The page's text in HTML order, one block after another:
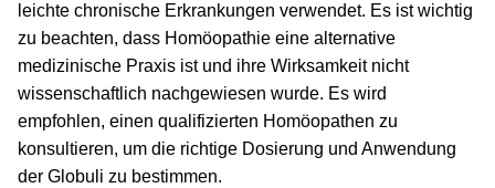
leichte chronische Erkrankungen verwendet. Es ist wichtig
zu beachten, dass Homöopathie eine alternative
medizinische Praxis ist und ihre Wirksamkeit nicht
wissenschaftlich nachgewiesen wurde. Es wird
empfohlen, einen qualifizierten Homöopathen zu
konsultieren, um die richtige Dosierung und Anwendung
der Globuli zu bestimmen.